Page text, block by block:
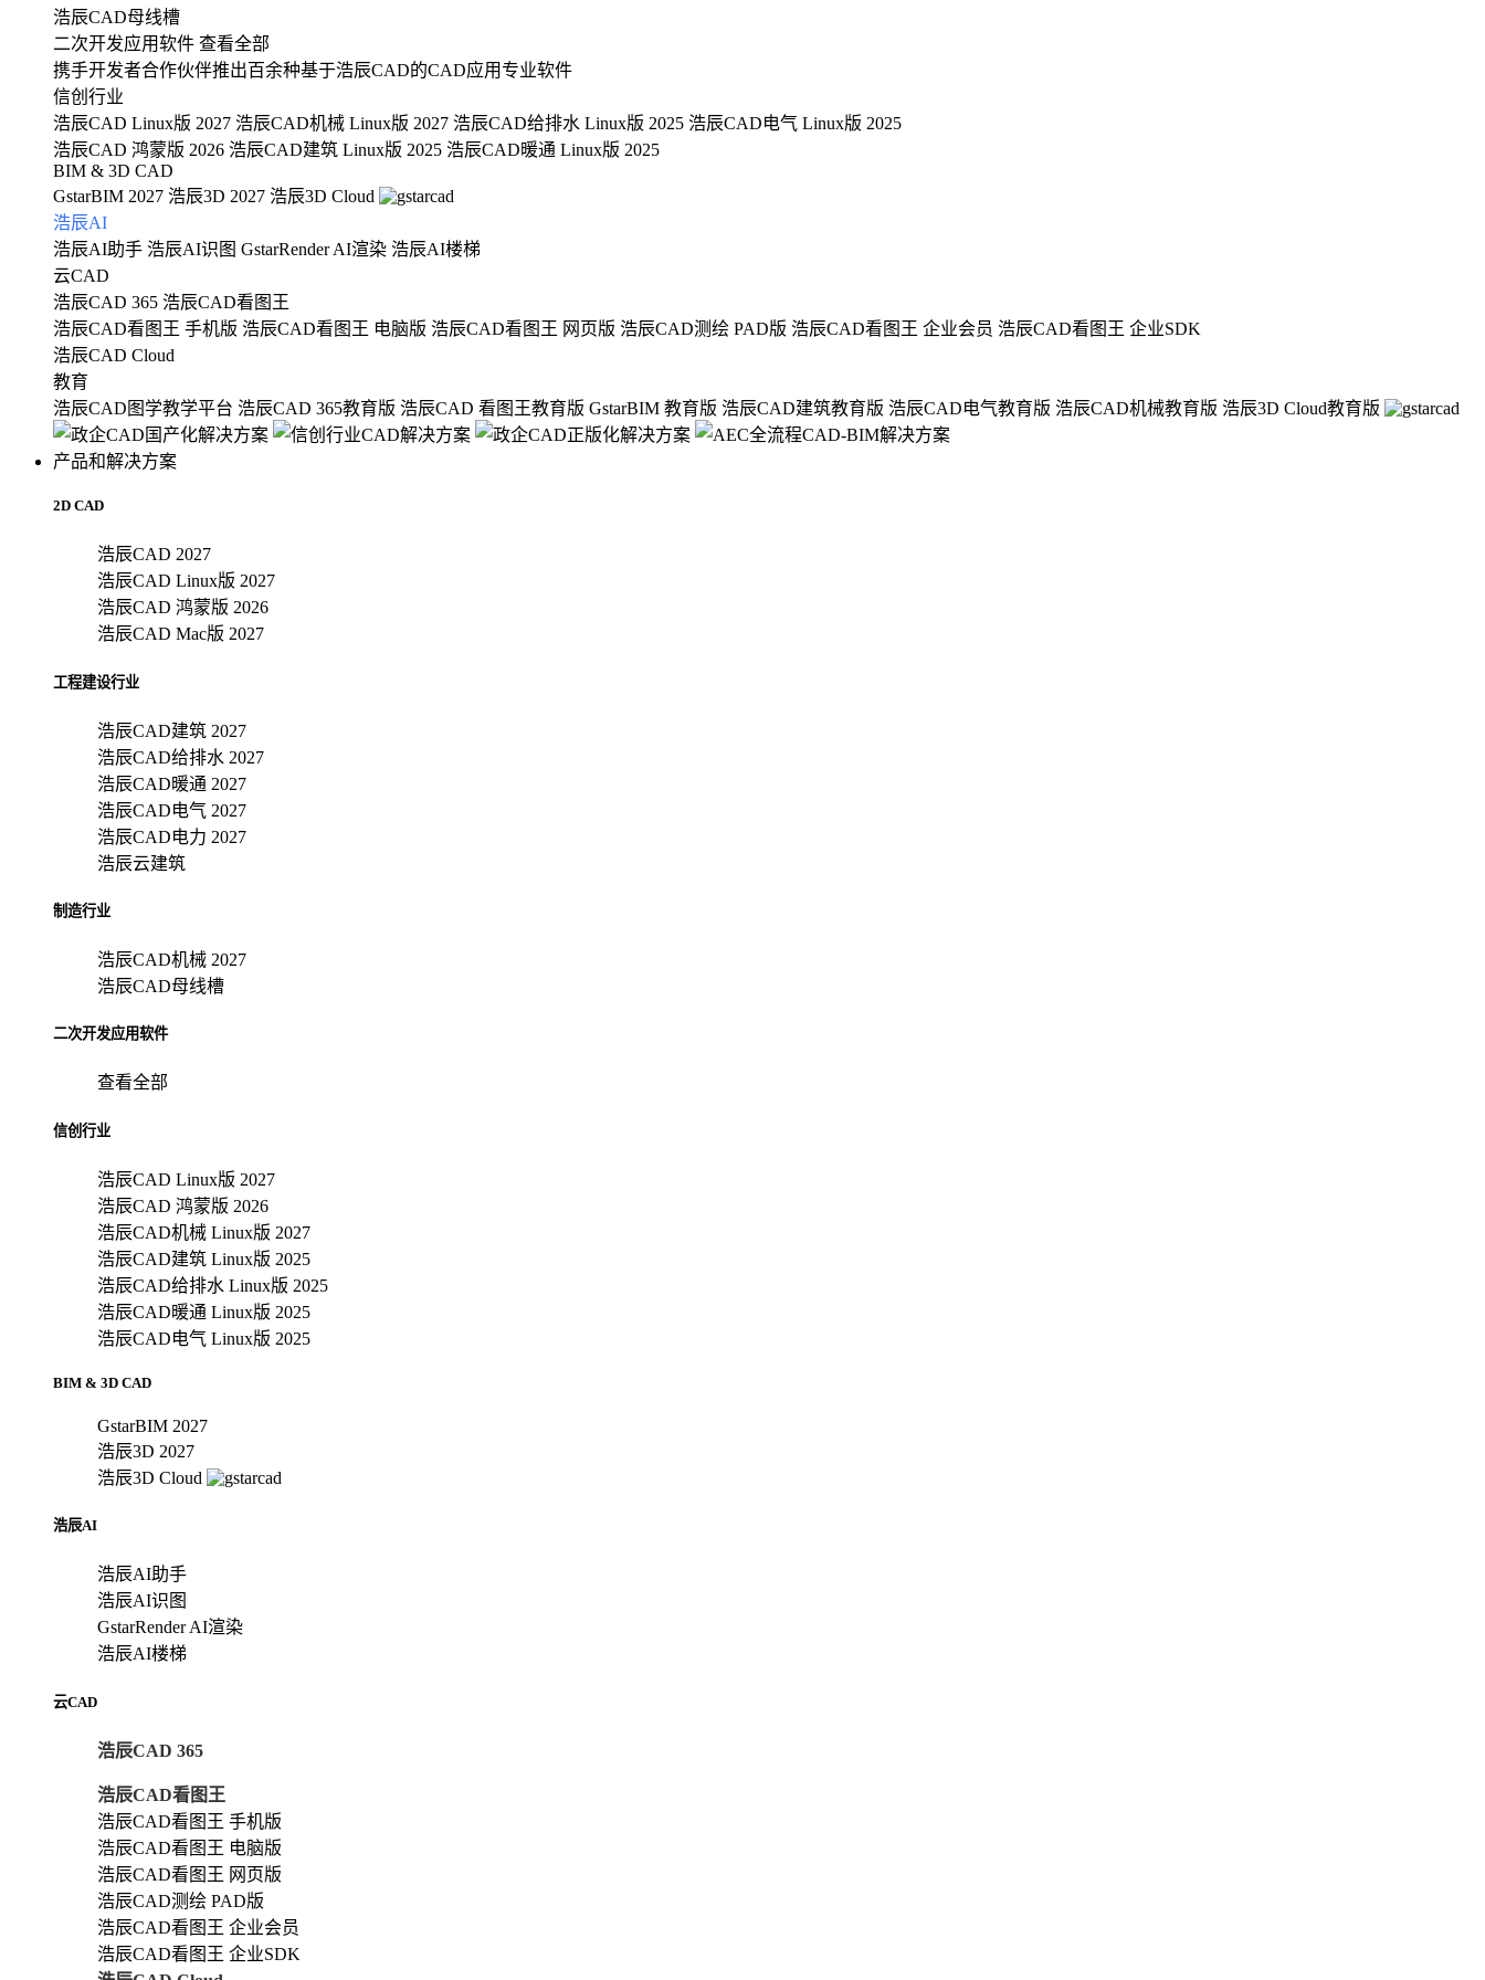
浩辰CAD母线槽
二次开发应用软件 查看全部
携手开发者合作伙伴推出百余种基于浩辰CAD的CAD应用专业软件
信创行业
浩辰CAD Linux版 2027 浩辰CAD机械 Linux版 2027 浩辰CAD给排水 Linux版 2025 浩辰CAD电气 Linux版 2025
浩辰CAD 鸿蒙版 2026 浩辰CAD建筑 Linux版 2025 浩辰CAD暖通 Linux版 2025
BIM & 3D CAD
GstarBIM 2027 浩辰3D 2027 浩辰3D Cloud
浩辰AI
浩辰AI助手 浩辰AI识图 GstarRender AI渲染 浩辰AI楼梯
云CAD
浩辰CAD 365 浩辰CAD看图王
浩辰CAD看图王 手机版 浩辰CAD看图王 电脑版 浩辰CAD看图王 网页版 浩辰CAD测绘 PAD版 浩辰CAD看图王 企业会员 浩辰CAD看图王 企业SDK
浩辰CAD Cloud
教育
浩辰CAD图学教学平台 浩辰CAD 365教育版 浩辰CAD 看图王教育版 GstarBIM 教育版 浩辰CAD建筑教育版 浩辰CAD电气教育版 浩辰CAD机械教育版 浩辰3D Cloud教育版
产品和解决方案
2D CAD
浩辰CAD 2027
浩辰CAD Linux版 2027
浩辰CAD 鸿蒙版 2026
浩辰CAD Mac版 2027
工程建设行业
浩辰CAD建筑 2027
浩辰CAD给排水 2027
浩辰CAD暖通 2027
浩辰CAD电气 2027
浩辰CAD电力 2027
浩辰云建筑
制造行业
浩辰CAD机械 2027
浩辰CAD母线槽
二次开发应用软件
查看全部
信创行业
浩辰CAD Linux版 2027
浩辰CAD 鸿蒙版 2026
浩辰CAD机械 Linux版 2027
浩辰CAD建筑 Linux版 2025
浩辰CAD给排水 Linux版 2025
浩辰CAD暖通 Linux版 2025
浩辰CAD电气 Linux版 2025
BIM & 3D CAD
GstarBIM 2027
浩辰3D 2027
浩辰3D Cloud
浩辰AI
浩辰AI助手
浩辰AI识图
GstarRender AI渲染
浩辰AI楼梯
云CAD
浩辰CAD 365
浩辰CAD看图王
浩辰CAD看图王 手机版
浩辰CAD看图王 电脑版
浩辰CAD看图王 网页版
浩辰CAD测绘 PAD版
浩辰CAD看图王 企业会员
浩辰CAD看图王 企业SDK